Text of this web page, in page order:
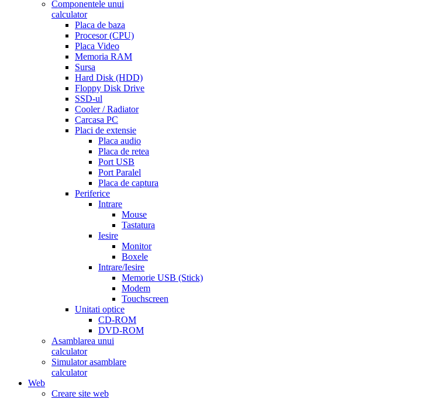
Componentele unui
calculator
Placa de baza
Procesor (CPU)
Placa Video
Memoria RAM
Sursa
Hard Disk (HDD)
Floppy Disk Drive
SSD-ul
Cooler / Radiator
Carcasa PC
Placi de extensie
Placa audio
Placa de retea
Port USB
Port Paralel
Placa de captura
Periferice
Intrare
Mouse
Tastatura
Iesire
Monitor
Boxele
Intrare/Iesire
Memorie USB (Stick)
Modem
Touchscreen
Unitati optice
CD-ROM
DVD-ROM
Asamblarea unui
calculator
Simulator asamblare
calculator
Web
Creare site web